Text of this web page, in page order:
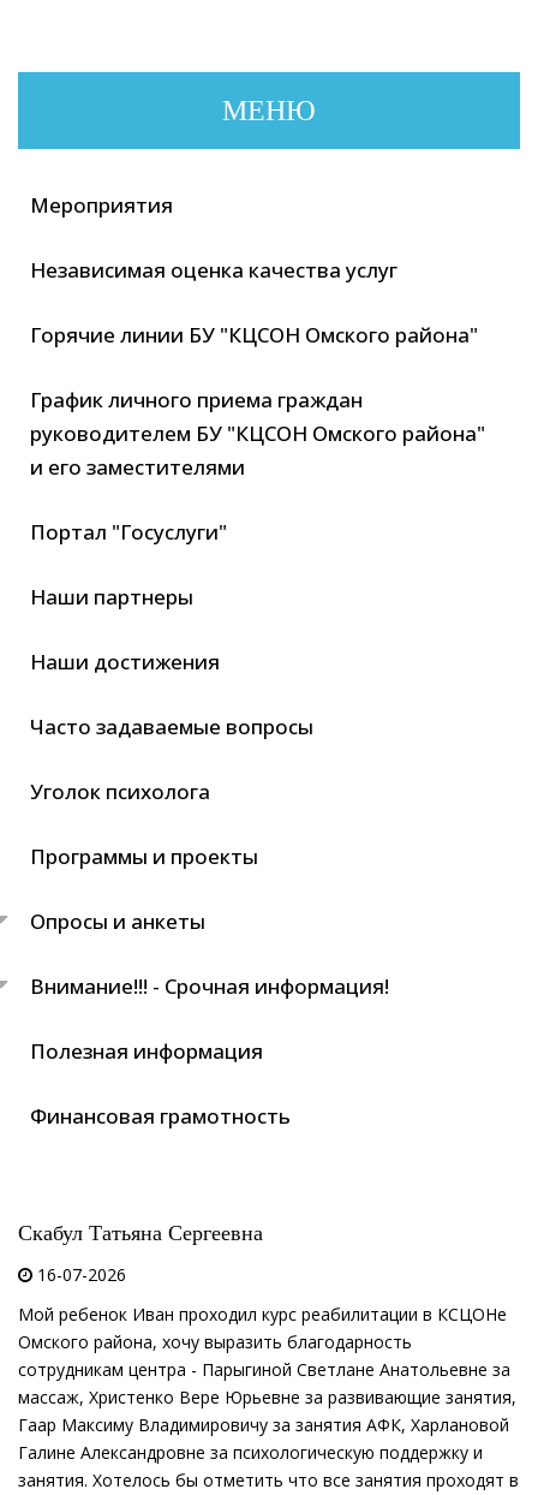
МЕНЮ
Мероприятия
Независимая оценка качества услуг
Горячие линии БУ "КЦСОН Омского района"
График личного приема граждан
руководителем БУ "КЦСОН Омского района"
и его заместителями
Портал "Госуслуги"
Наши партнеры
Наши достижения
Часто задаваемые вопросы
Уголок психолога
Программы и проекты
Опросы и анкеты
Внимание!!! - Срочная информация!
Полезная информация
Финансовая грамотность
Скабул Татьяна Сергеевна
16-07-2026
Мой ребенок Иван проходил курс реабилитации в КСЦОНе
Омского района, хочу выразить благодарность
сотрудникам центра - Парыгиной Светлане Анатольевне за
массаж, Христенко Вере Юрьевне за развивающие занятия,
Гаар Максиму Владимировичу за занятия АФК, Харлановой
Галине Александровне за психологическую поддержку и
занятия. Хотелось бы отметить что все занятия проходят в